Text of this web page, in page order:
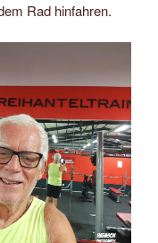
Rad hinfahren.